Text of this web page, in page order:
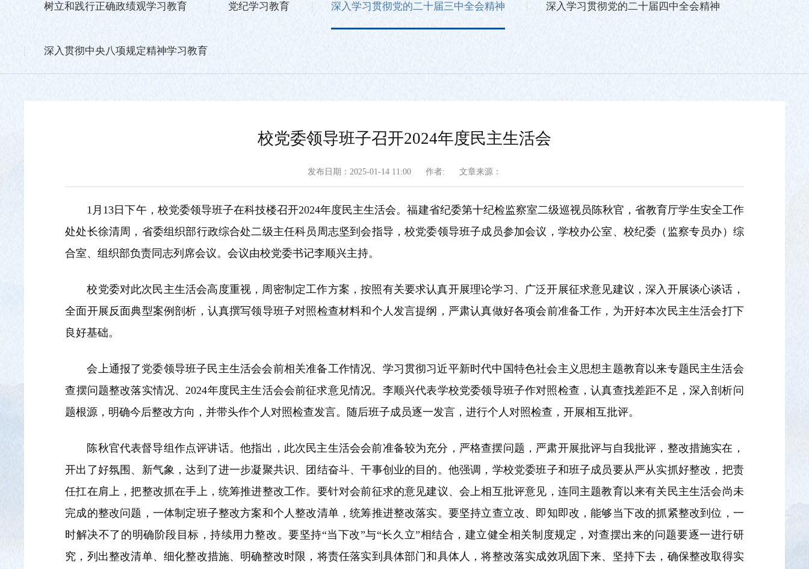
树立和践行正确政绩观学习教育 党纪学习教育 深入学习贯彻党的二十届三中全会精神 深入学习贯彻党的二十届四中全会精神
深入贯彻中央八项规定精神学习教育
校党委领导班子召开2024年度民主生活会
发布日期：2025-01-14 11:00 作者: 文章来源：
1月13日下午，校党委领导班子在科技楼召开2024年度民主生活会。福建省纪委第十纪检监察室二级巡视员陈秋官，省教育厅学生安全工作
处处长徐清周，省委组织部行政综合处二级主任科员周志坚到会指导，校党委领导班子成员参加会议，学校办公室、校纪委（监察专员办）综
合室、组织部负责同志列席会议。会议由校党委书记李顺兴主持。
校党委对此次民主生活会高度重视，周密制定工作方案，按照有关要求认真开展理论学习、广泛开展征求意见建议，深入开展谈心谈话，
全面开展反面典型案例剖析，认真撰写领导班子对照检查材料和个人发言提纲，严肃认真做好各项会前准备工作，为开好本次民主生活会打下
良好基础。
会上通报了党委领导班子民主生活会会前相关准备工作情况、学习贯彻习近平新时代中国特色社会主义思想主题教育以来专题民主生活会
查摆问题整改落实情况、2024年度民主生活会会前征求意见情况。李顺兴代表学校党委领导班子作对照检查，认真查找差距不足，深入剖析问
题根源，明确今后整改方向，并带头作个人对照检查发言。随后班子成员逐一发言，进行个人对照检查，开展相互批评。
陈秋官代表督导组作点评讲话。他指出，此次民主生活会会前准备较为充分，严格查摆问题，严肃开展批评与自我批评，整改措施实在，
开出了好氛围、新气象，达到了进一步凝聚共识、团结奋斗、干事创业的目的。他强调，学校党委班子和班子成员要从严从实抓好整改，把责
任扛在肩上，把整改抓在手上，统筹推进整改工作。要针对会前征求的意见建议、会上相互批评意见，连同主题教育以来有关民主生活会尚未
完成的整改问题，一体制定班子整改方案和个人整改清单，统筹推进整改落实。要坚持立查立改、即知即改，能够当下改的抓紧整改到位，一
时解决不了的明确阶段目标，持续用力整改。要坚持“当下改”与“长久立”相结合，建立健全相关制度规定，对查摆出来的问题要逐一进行研
究，列出整改清单、细化整改措施、明确整改时限，将责任落实到具体部门和具体人，将整改落实成效巩固下来、坚持下去，确保整改取得实